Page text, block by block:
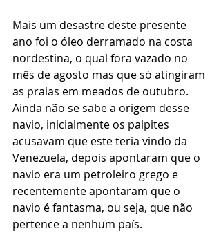
Mais um desastre deste presente
ano foi o óleo derramado na costa
nordestina, o qual fora vazado no
mês de agosto mas que só atingiram
as praias em meados de outubro.
Ainda não se sabe a origem desse
navio, inicialmente os palpites
acusavam que este teria vindo da
Venezuela, depois apontaram que o
navio era um petroleiro grego e
recentemente apontaram que o
navio é fantasma, ou seja, que não
pertence a nenhum país.